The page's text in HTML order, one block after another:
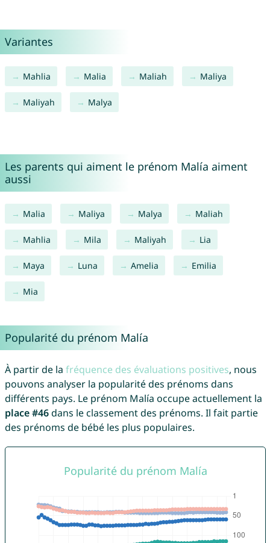
Variantes
Mahlia Malia Maliah Maliya
Maliyah Malya
Les parents qui aiment le prénom Malía aiment
aussi
Malia Maliya Malya Maliah
Mahlia Mila Maliyah Lia
Maya Luna Amelia Emilia
Mia
Popularité du prénom Malía
À partir de la fréquence des évaluations positives, nous
pouvons analyser la popularité des prénoms dans
différents pays. Le prénom Malía occupe actuellement la
place #46dans le classement des prénoms. Il fait partie
des prénoms de bébé les plus populaires.